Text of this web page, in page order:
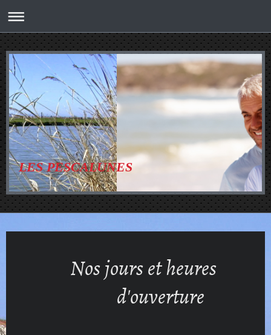
LES PESCALUNES
Nos jours et heures
d'ouverture